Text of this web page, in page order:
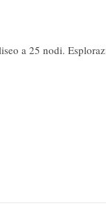
a 25 nodi.